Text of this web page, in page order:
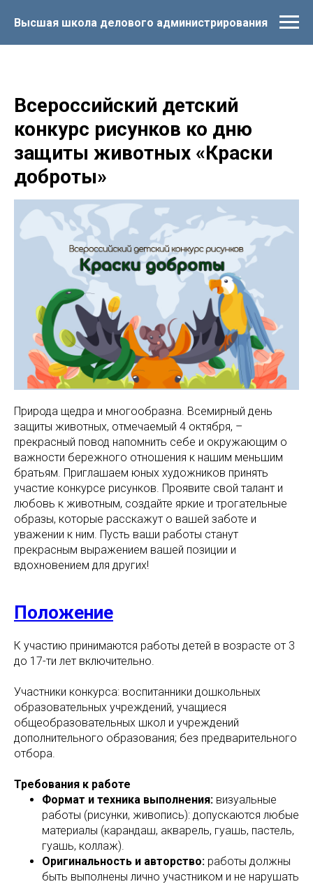
Высшая школа делового администрирования
Всероссийский детский
конкурс рисунков ко дню
защиты животных «Краски
доброты»
Природа щедра и многообразна. Всемирный день
защиты животных, отмечаемый 4 октября, –
прекрасный повод напомнить себе и окружающим о
важности бережного отношения к нашим меньшим
братьям. Приглашаем юных художников принять
участие конкурсе рисунков. Проявите свой талант и
любовь к животным, создайте яркие и трогательные
образы, которые расскажут о вашей заботе и
уважении к ним. Пусть ваши работы станут
прекрасным выражением вашей позиции и
вдохновением для других!
Положение
К участию принимаются работы детей в возрасте от 3
до 17-ти лет включительно.
Участники конкурса: воспитанники дошкольных
образовательных учреждений, учащиеся
общеобразовательных школ и учреждений
дополнительного образования; без предварительного
отбора.
Требования к работе
Формат и техника выполнения: визуальные
работы (рисунки, живопись): допускаются любые
материалы (карандаш, акварель, гуашь, пастель,
гуашь, коллаж).
Оригинальность и авторство: работы должны
быть выполнены лично участником и не нарушать